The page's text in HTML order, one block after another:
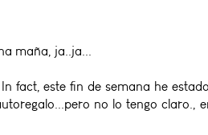
maña, ja..ja...
fact, este fin de semana he
no lo tengo claro.,